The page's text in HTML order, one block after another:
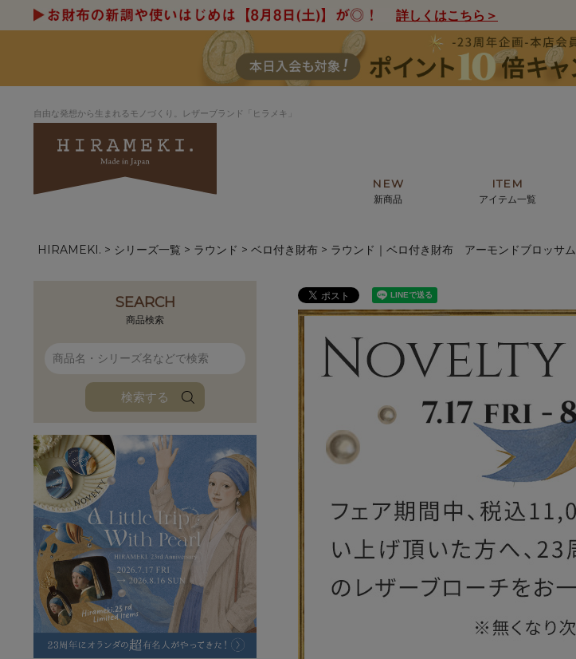
詳しくはこちら＞
自由な発想から生まれるモノづくり。レザーブランド「ヒラメキ」
NEW
新商品
ITEM
アイテム一覧
長財布
バッグ チャーム・キーホルダー
シーナリーオブザコメット
ブルーアート シャーク ルリユール
アニマルズ
イタリアンレザー ブライトン
ローダ アートレザーバッグ
アートフラグメント
ハレノヒプロジェクト
アートから探す
For ladies
HIRAMEKI. シリーズ一覧 ラウンド ベロ付き財布 ラウンド｜ベロ付き財布 アーモンドブロッサム
SEARCH
商品検索
検索する